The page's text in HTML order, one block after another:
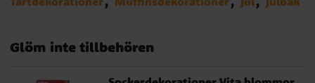
Glöm inte tillbehören